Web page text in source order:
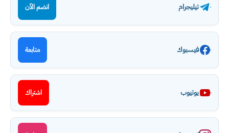
تيليجرام انضم الآن
فيسبوك متابعة
يوتيوب اشتراك